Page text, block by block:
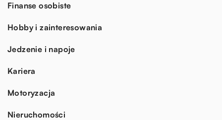
Finanse osobiste
Hobby i zainteresowania
Jedzenie i napoje
Kariera
Motoryzacja
Nieruchomości